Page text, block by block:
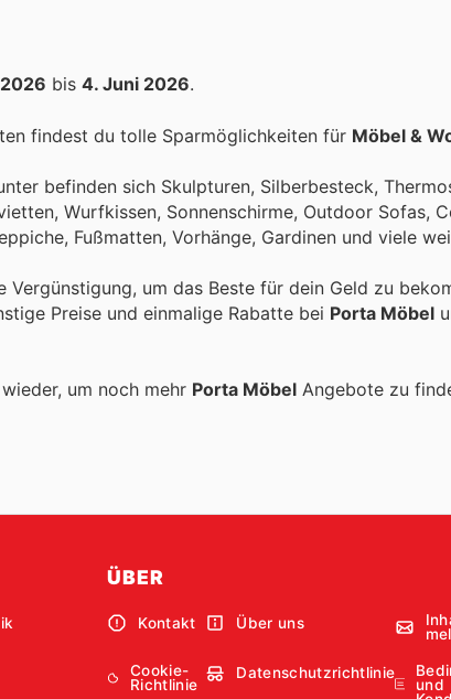
bis 4. Juni 2026.
findest du tolle Sparmöglichkeiten für Möbel &
befinden sich Skulpturen, Silberbesteck,
Wurfkissen, Sonnenschirme, Outdoor Sofas,
Fußmatten, Vorhänge, Gardinen und viele
Vergünstigung, um das Beste für dein Geld zu
Preise und einmalige Rabatte bei Porta Möbel
um noch mehr Porta Möbel Angebote zu
ÜBER
Kontakt Über uns
Cookie-
Richtlinie
Datenschutzrichtlinie
und